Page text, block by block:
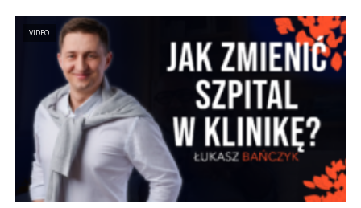
VIDEO